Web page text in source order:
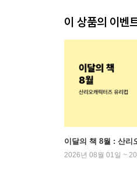
이 상품의 이벤
이달의 책 8월 : 산리
2026년 08월 01일 ~